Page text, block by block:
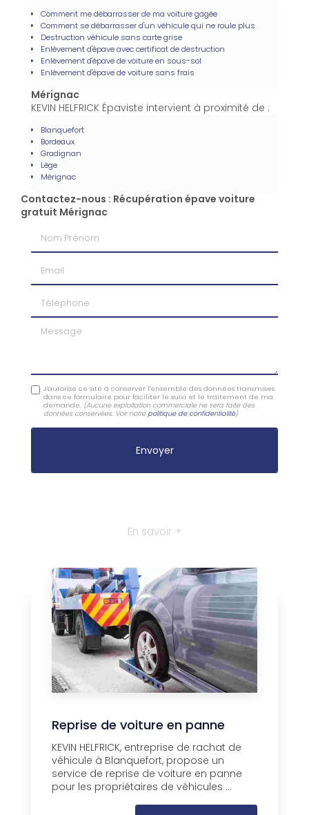
Comment me débarrasser de ma voiture gagée
Comment se débarrasser d'un véhicule qui ne roule plus
Destruction véhicule sans carte grise
Enlèvement d'épave avec certificat de destruction
Enlèvement d'épave de voiture en sous-sol
Enlèvement d'épave de voiture sans frais
Mérignac
KEVIN HELFRICK Épaviste intervient à proximité de :
Blanquefort
Bordeaux
Gradignan
Lège
Mérignac
Contactez-nous : Récupération épave voiture
gratuit Mérignac
Message
J'autorise ce site à conserver l'ensemble des données transmises
dans ce formulaire pour faciliter le suivi et le traitement de ma
demande. (Aucune exploitation commerciale ne sera faite des
données conservées. Voir notrepolitique de confidentialité)
En savoir +
Reprise de voiture en panne
KEVIN HELFRICK, entreprise de rachat de
véhicule à Blanquefort, propose un
service de reprise de voiture en panne
pour les propriétaires de véhicules ...